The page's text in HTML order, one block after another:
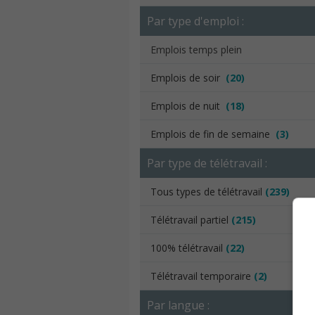
Par type d'emploi :
Emplois temps plein
Emplois de soir (20)
Emplois de nuit (18)
Emplois de fin de semaine (3)
Par type de télétravail :
Tous types de télétravail (239)
Télétravail partiel (215)
100% télétravail (22)
Télétravail temporaire (2)
Par langue :